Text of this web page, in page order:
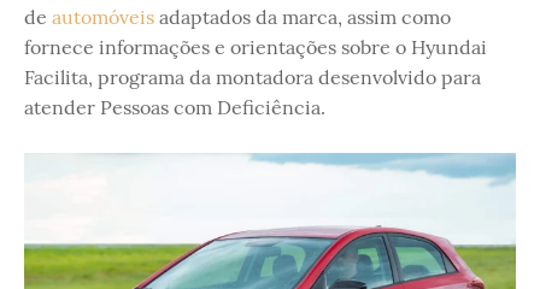
de automóveis adaptados da marca, assim como
fornece informações e orientações sobre o Hyundai
Facilita, programa da montadora desenvolvido para
atender Pessoas com Deficiência.